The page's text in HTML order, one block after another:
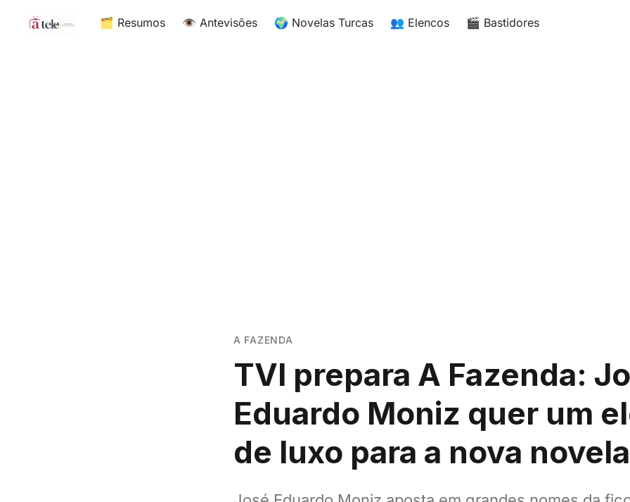
🗂 Resumos 👁 Antevisões 🌍 Novelas Turcas 👥 Elencos 🎬 Bastidores
A FAZENDA
TVI prepara A Fazenda:
Eduardo Moniz quer um
de luxo para a nova novela